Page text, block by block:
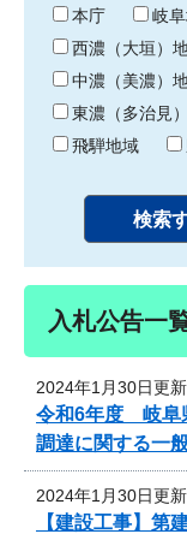
わ
り
本庁
岐
西濃（大垣）
中濃（美濃）
東濃（多治見
飛騨地域
入札公告一
2024年1月30日更新
令和6年度 岐阜
調達に関する一
2024年1月30日更新
【建設工事】